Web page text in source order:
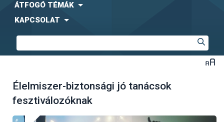
ÁTFOGÓ TÉMÁK
KAPCSOLAT
Élelmiszer-biztonsági jó tanácsok
fesztiválozóknak